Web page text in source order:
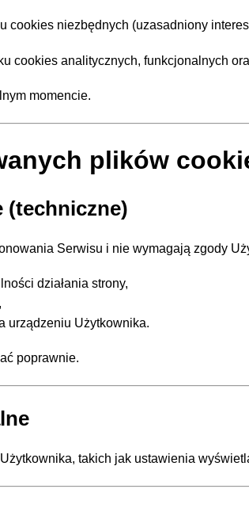
cookies niezbędnych (uzasadniony
cookies analitycznych, funkcjonalnych
momencie.
plików
(techniczne)
Serwisu i nie wymagają zgody
działania strony,
urządzeniu Użytkownika.
poprawnie.
takich jak ustawienia